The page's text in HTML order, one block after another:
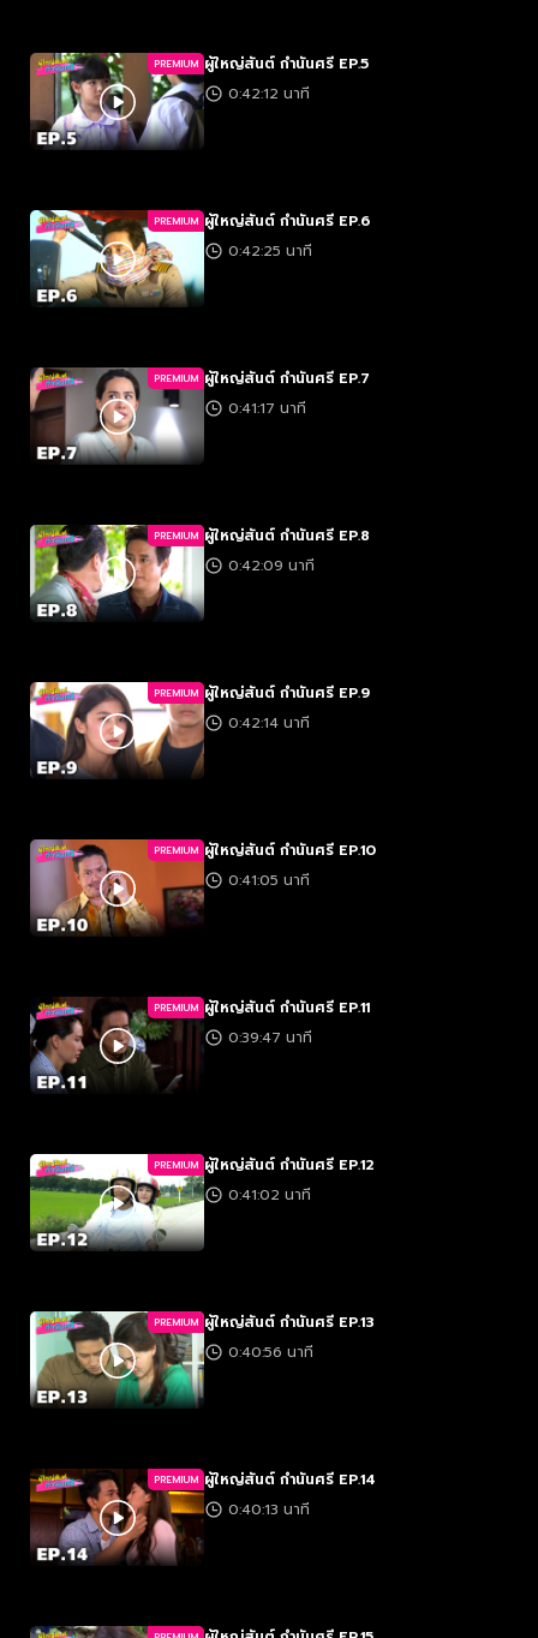
PREMIUM ผู้ใหญ่สันต์ กำนันศรี EP.5
0:42:12 นาที
PREMIUM ผู้ใหญ่สันต์ กำนันศรี EP.6
0:42:25 นาที
PREMIUM ผู้ใหญ่สันต์ กำนันศรี EP.7
0:41:17 นาที
PREMIUM ผู้ใหญ่สันต์ กำนันศรี EP.8
0:42:09 นาที
PREMIUM ผู้ใหญ่สันต์ กำนันศรี EP.9
0:42:14 นาที
PREMIUM ผู้ใหญ่สันต์ กำนันศรี EP.10
0:41:05 นาที
PREMIUM ผู้ใหญ่สันต์ กำนันศรี EP.11
0:39:47 นาที
PREMIUM ผู้ใหญ่สันต์ กำนันศรี EP.12
0:41:02 นาที
PREMIUM ผู้ใหญ่สันต์ กำนันศรี EP.13
0:40:56 นาที
PREMIUM ผู้ใหญ่สันต์ กำนันศรี EP.14
0:40:13 นาที